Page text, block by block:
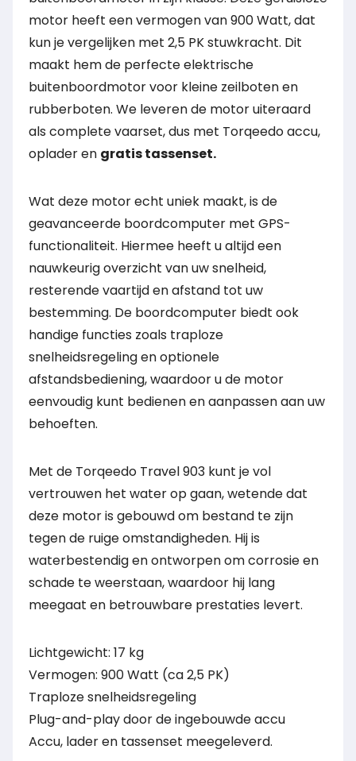
motor heeft een vermogen van 900 Watt, dat
kun je vergelijken met 2,5 PK stuwkracht. Dit
maakt hem de perfecte elektrische
buitenboordmotor voor kleine zeilboten en
rubberboten. We leveren de motor uiteraard
als complete vaarset, dus met Torqeedo accu,
oplader en gratis tassenset.
Wat deze motor echt uniek maakt, is de
geavanceerde boordcomputer met GPS-
functionaliteit. Hiermee heeft u altijd een
nauwkeurig overzicht van uw snelheid,
resterende vaartijd en afstand tot uw
bestemming. De boordcomputer biedt ook
handige functies zoals traploze
snelheidsregeling en optionele
afstandsbediening, waardoor u de motor
eenvoudig kunt bedienen en aanpassen aan uw
behoeften.
Met de Torqeedo Travel 903 kunt je vol
vertrouwen het water op gaan, wetende dat
deze motor is gebouwd om bestand te zijn
tegen de ruige omstandigheden. Hij is
waterbestendig en ontworpen om corrosie en
schade te weerstaan, waardoor hij lang
meegaat en betrouwbare prestaties levert.
Lichtgewicht: 17 kg
Vermogen: 900 Watt (ca 2,5 PK)
Traploze snelheidsregeling
Plug-and-play door de ingebouwde accu
Accu, lader en tassenset meegeleverd.